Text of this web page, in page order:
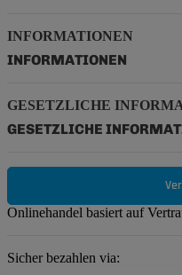
INFORMATIONEN
INFORMATIONEN
GESETZLICHE
GESETZLICHE
Onlinehandel basiert auf
Sicher bezahlen via: